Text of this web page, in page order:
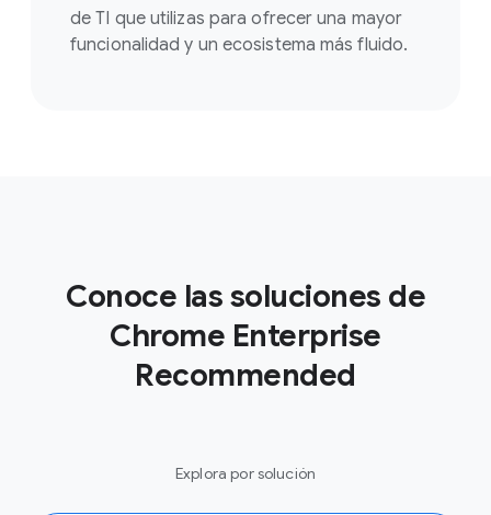
de TI que utilizas para ofrecer una mayor
funcionalidad y un ecosistema más fluido.
Conoce las soluciones de
Chrome Enterprise
Recommended
Explora por solución